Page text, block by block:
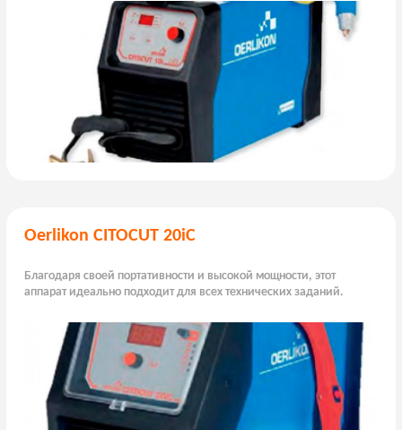
Oerlikon CITOCUT 20iC
Благодаря своей портативности и высокой мощности, этот
аппарат идеально подходит для всех технических заданий.